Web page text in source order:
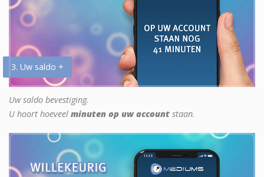
3. Uw saldo +
Uw saldo bevestiging.
U hoort hoeveel minuten op uw account staan.